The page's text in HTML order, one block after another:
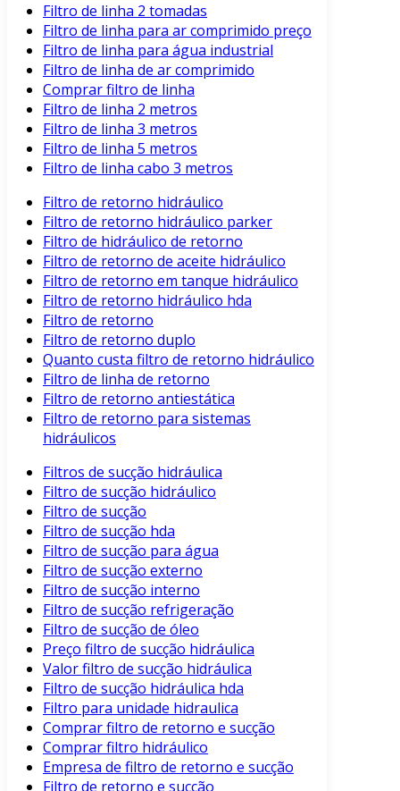
Filtro de linha 2 tomadas
Filtro de linha para ar comprimido preço
Filtro de linha para água industrial
Filtro de linha de ar comprimido
Comprar filtro de linha
Filtro de linha 2 metros
Filtro de linha 3 metros
Filtro de linha 5 metros
Filtro de linha cabo 3 metros
Filtro de retorno hidráulico
Filtro de retorno hidráulico parker
Filtro de hidráulico de retorno
Filtro de retorno de aceite hidráulico
Filtro de retorno em tanque hidráulico
Filtro de retorno hidráulico hda
Filtro de retorno
Filtro de retorno duplo
Quanto custa filtro de retorno hidráulico
Filtro de linha de retorno
Filtro de retorno antiestática
Filtro de retorno para sistemas
hidráulicos
Filtros de sucção hidráulica
Filtro de sucção hidráulico
Filtro de sucção
Filtro de sucção hda
Filtro de sucção para água
Filtro de sucção externo
Filtro de sucção interno
Filtro de sucção refrigeração
Filtro de sucção de óleo
Preço filtro de sucção hidráulica
Valor filtro de sucção hidráulica
Filtro de sucção hidráulica hda
Filtro para unidade hidraulica
Comprar filtro de retorno e sucção
Comprar filtro hidráulico
Empresa de filtro de retorno e sucção
Filtro de retorno e sucção